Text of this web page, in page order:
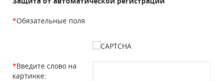
*Обязательные поля
*Введите слово на
картинке: